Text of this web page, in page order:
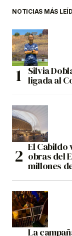
NOTICIAS MÁS
Silvia
ligada al
El Cabildo
obras del
millones
La